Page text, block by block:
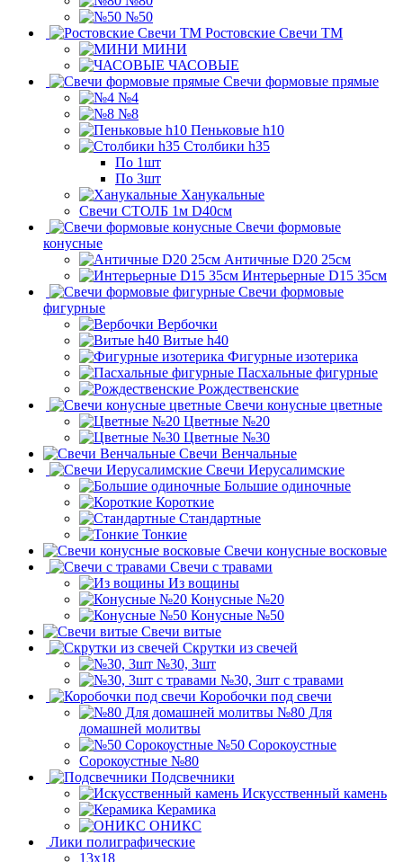
№50
Ростовские Свечи ТМ
МИНИ
ЧАСОВЫЕ
Свечи формовые прямые
№4
№8
Пеньковые h10
Столбики h35
По 1шт
По 3шт
Ханукальные
Свечи СТОЛБ 1м D40см
Свечи формовые
конусные
Античные D20 25см
Интерьерные D15 35см
Свечи формовые
фигурные
Вербочки
Витые h40
Фигурные изотерика
Пасхальные фигурные
Рождественские
Свечи конусные цветные
Цветные №20
Цветные №30
Свечи Венчальные
Свечи Иерусалимские
Большие одиночные
Короткие
Стандартные
Тонкие
Свечи конусные восковые
Свечи с травами
Из вощины
Конусные №20
Конусные №50
Свечи витые
Скрутки из свечей
№30, 3шт
№30, 3шт с травами
Коробочки под свечи
№80 Для
домашней молитвы
№50 Сорокоустные
Сорокоустные №80
Подсвечники
Искусственный камень
Керамика
ОНИКС
Лики полиграфические
13x18